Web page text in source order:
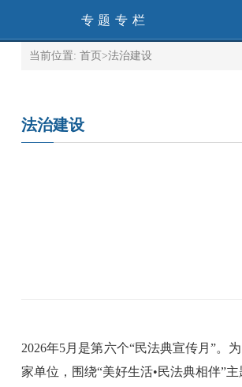
专题专栏
当前位置: 首页 >法治建设
法治建设
2026年5月是第六个“民法典宣传月”。
家单位，围绕“美好生活•民法典相伴”